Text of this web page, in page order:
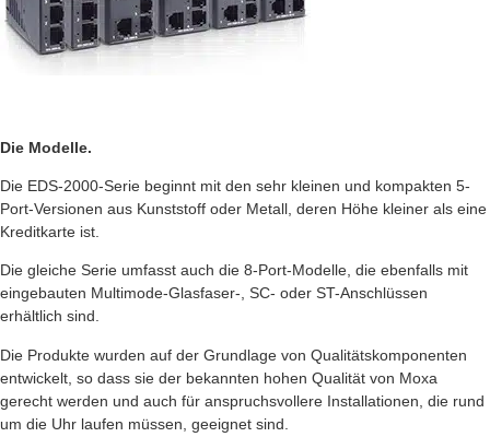
Die Modelle.
Die EDS-2000-Serie beginnt mit den sehr kleinen und kompakten 5-
Port-Versionen aus Kunststoff oder Metall, deren Höhe kleiner als eine
Kreditkarte ist.
Die gleiche Serie umfasst auch die 8-Port-Modelle, die ebenfalls mit
eingebauten Multimode-Glasfaser-, SC- oder ST-Anschlüssen
erhältlich sind.
Die Produkte wurden auf der Grundlage von Qualitätskomponenten
entwickelt, so dass sie der bekannten hohen Qualität von Moxa
gerecht werden und auch für anspruchsvollere Installationen, die rund
um die Uhr laufen müssen, geeignet sind.